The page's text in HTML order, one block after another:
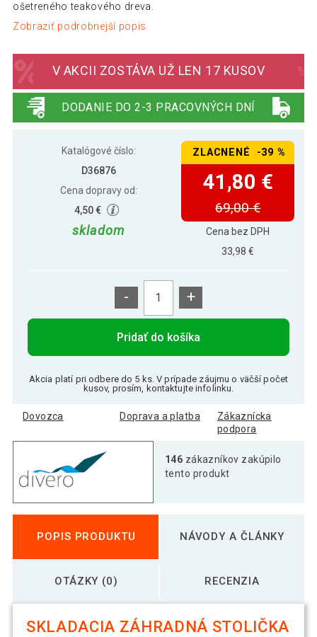
ošetreného teakového dreva.
Zobraziť podrobnejší popis
V AKCII ZOSTÁVA UŽ LEN 17 KUSOV
DODANIE DO 2-3 PRACOVNÝCH DNÍ
Katalógové číslo:
D36876
Cena dopravy od:
4,50 €
skladom
ZLACNENÉ -39 %
41,80 €
69,00 €
Cena bez DPH
33,98 €
- +
Pridať do košíka
Akcia platí pri odbere do 5 ks. V prípade záujmu o väčší počet
kusov, prosím, kontaktujte infolinku.
Dovozca Doprava a platba
Zákaznícka
podpora
146 zákazníkov zakúpilo
tento produkt
POPIS PRODUKTU NÁVODY A ČLÁNKY
OTÁZKY (0) RECENZIA
SKLADACIA ZÁHRADNÁ STOLIČKA